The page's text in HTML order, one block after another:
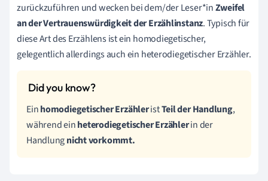
zurückzuführen und wecken bei dem/der Leser*inZweifel
an der Vertrauenswürdigkeit der Erzählinstanz. Typisch für
diese Art des Erzählens ist ein homodiegetischer,
gelegentlich allerdings auch ein heterodiegetischer Erzähler.
Einhomodiegetischer ErzähleristTeil der Handlung,
während einheterodiegetischer Erzählerin der
Handlungnicht vorkommt.